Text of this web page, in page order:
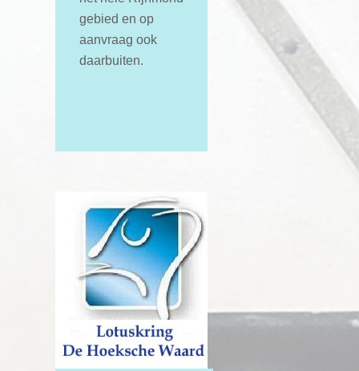
gebied en op
aanvraag ook
daarbuiten.